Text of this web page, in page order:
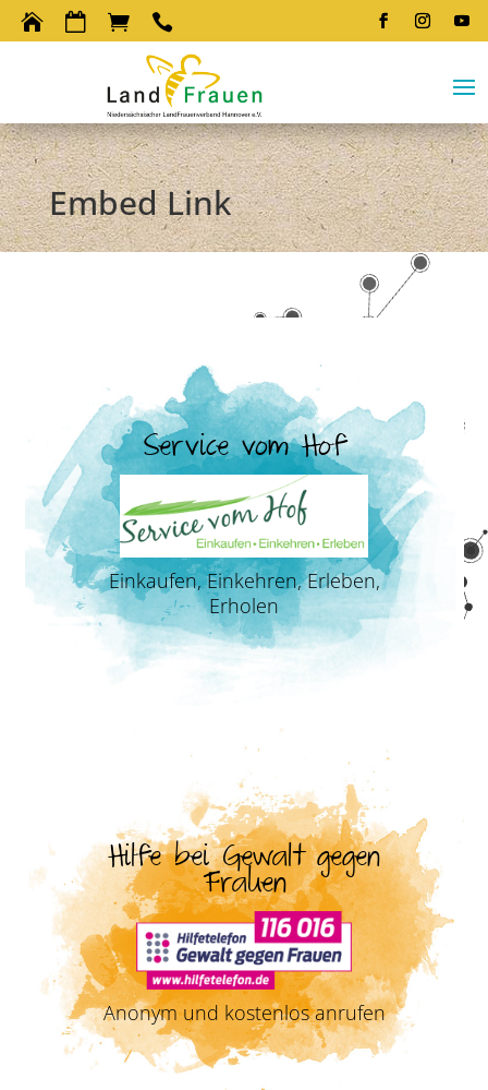
   
Embed Link
Service vom Hof
Einkaufen, Einkehren, Erleben,
Erholen
Hilfe bei Gewalt gegen
Frauen
Anonym und kostenlos anrufen